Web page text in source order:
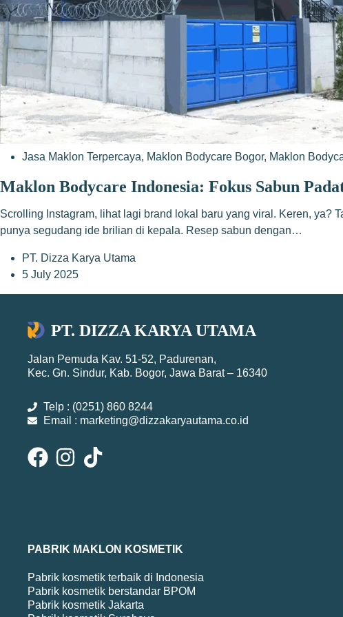
Jasa Maklon Terpercaya, Maklon Bodycare Bogor, Maklon
Maklon Bodycare Indonesia: Fokus Sabun
Scrolling Instagram, lihat lagi brand lokal baru yang viral. Keren, ya?
punya segudang ide brilian di kepala. Resep sabun dengan…
PT. Dizza Karya Utama
5 July 2025
PT. DIZZA KARYA UTAMA
Jalan Pemuda Kav. 51-52, Padurenan,
Kec. Gn. Sindur, Kab. Bogor, Jawa Barat – 16340
Telp : (0251) 860 8244
Email : marketing@dizzakaryautama.co.id
PABRIK MAKLON KOSMETIK
Pabrik kosmetik terbaik di Indonesia
Pabrik kosmetik berstandar BPOM
Pabrik kosmetik Jakarta